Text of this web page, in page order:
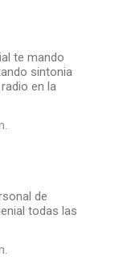
te mando
sintonia
en la
de
todas las